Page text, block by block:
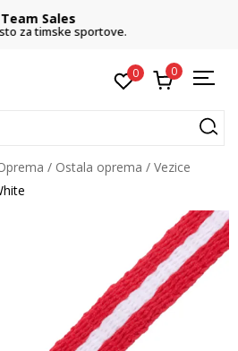
Team Sales
za timske sportove.
0 0
Ostala oprema
Vezice